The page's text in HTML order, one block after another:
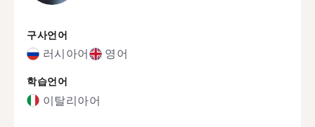
구사언어
러시아어 영어
학습언어
이탈리아어